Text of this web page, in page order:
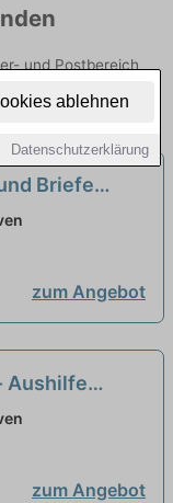
ablehnen
Datenschutzerklärung
und Postbereich
neuen Job als
Briefe
zum Angebot
Aushilfe
zum Angebot